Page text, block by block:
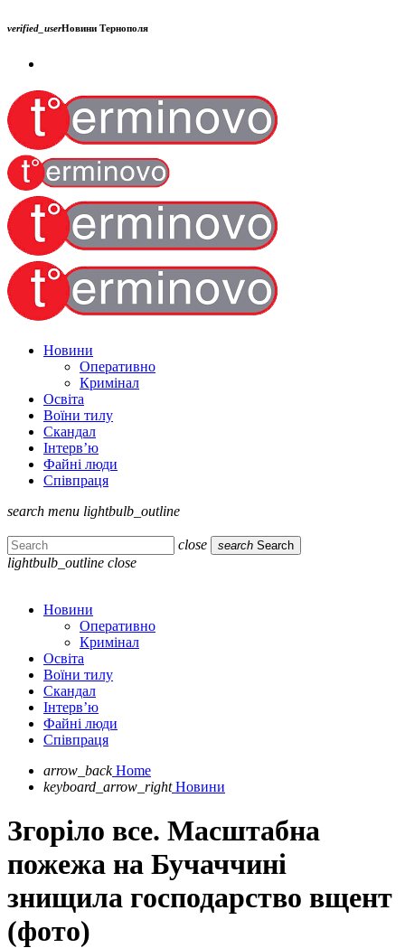
verified_userНовини Тернополя
Новини
Оперативно
Кримінал
Освіта
Воїни тилу
Скандал
Інтерв’ю
Файні люди
Співпраця
search menu lightbulb_outline
close search Search
lightbulb_outline close
Новини
Оперативно
Кримінал
Освіта
Воїни тилу
Скандал
Інтерв’ю
Файні люди
Співпраця
arrow_back Home
keyboard_arrow_right Новини
Згоріло все. Масштабна
пожежа на Бучаччині
знищила господарство вщент
(фото)